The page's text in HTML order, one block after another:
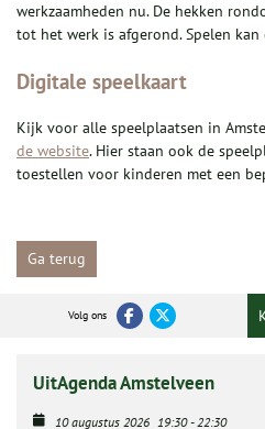
werkzaamheden nu. De hekken
tot het werk is afgerond. Spelen
Digitale speelkaart
Kijk voor alle speelplaatsen in
de website. Hier staan ook de
toestellen voor kinderen met een
Ga terug
Volg ons
UitAgenda Amstelveen
10 augustus 2026 19:30-22:30